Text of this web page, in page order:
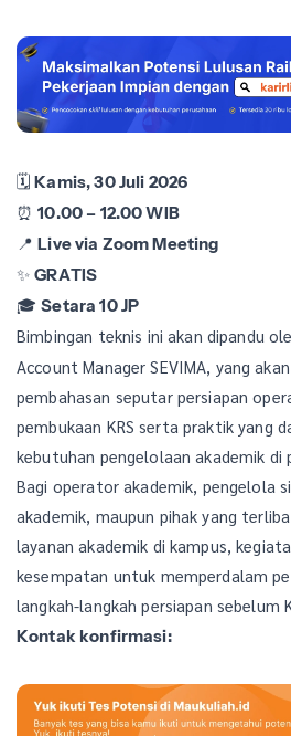
🗓Kamis, 30 Juli 2026
⏰10.00 – 12.00 WIB
📍Live via Zoom Meeting
✨GRATIS
🎓Setara 10 JP
Bimbingan teknis ini akan dipandu
Account Manager SEVIMA, yang
pembahasan seputar persiapan
pembukaan KRS serta praktik yang
kebutuhan pengelolaan akademik di
Bagi operator akademik, pengelola
akademik, maupun pihak yang
layanan akademik di kampus,
kesempatan untuk memperdalam
langkah-langkah persiapan sebelum
Kontak konfirmasi: